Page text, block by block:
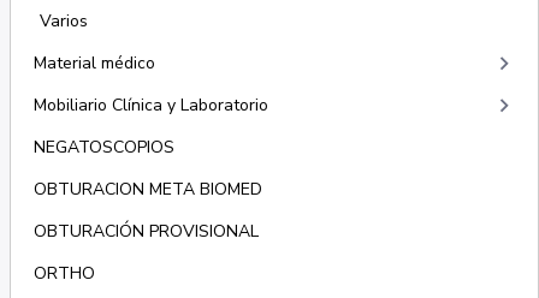
Varios
Material médico
keyboard_arrow_right
Mobiliario Clínica y Laboratorio keyboard_arrow_right
NEGATOSCOPIOS
OBTURACION META BIOMED
OBTURACIÓN PROVISIONAL
ORTHO